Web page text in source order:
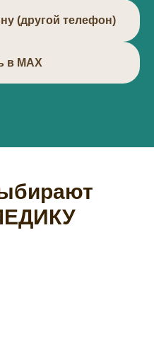
(другой телефон)
в МАХ